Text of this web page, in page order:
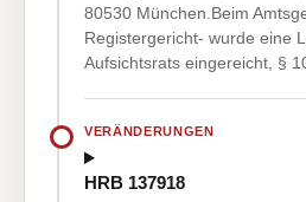
80530 München.Beim
Registergericht- wurde eine
Aufsichtsrats eingereicht, §
VERÄNDERUNGEN
HRB 137918